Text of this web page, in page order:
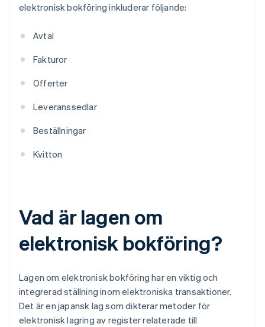
elektronisk bokföring inkluderar följande:
Avtal
Fakturor
Offerter
Leveranssedlar
Beställningar
Kvitton
Vad är lagen om
elektronisk bokföring?
Lagen om elektronisk bokföring har en viktig och
integrerad ställning inom elektroniska transaktioner.
Det är en japansk lag som dikterar metoder för
elektronisk lagring av register relaterade till